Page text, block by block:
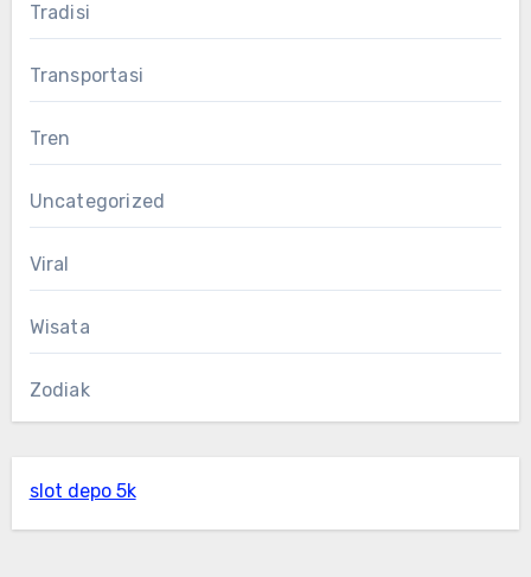
Tradisi
Transportasi
Tren
Uncategorized
Viral
Wisata
Zodiak
slot depo 5k